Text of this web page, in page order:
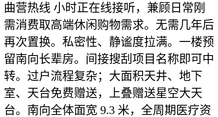
曲营热线 小时正在线接听，兼顾日常刚
需消费取高端休闲购物需求。无需几年后
再次置换。私密性、静谧度拉满。一楼预
留南向长辈房。间接搜刮项目名称即可中
转。过户流程复杂；大面积天井、地下
室、天台免费赠送，上叠赠送星空大天
台。南向全体面宽 9.3 米，全周期医疗资